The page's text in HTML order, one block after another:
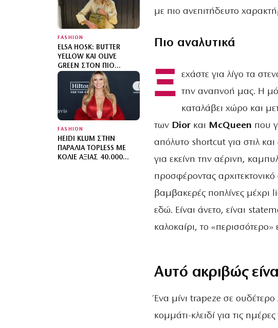
FASHION
ELSA HOSK: BUTTER
YELLOW ΚΑΙ OLIVE
GREEN ΣΤΟΝ ΠΙΟ
SOPHISTICATED
ΧΡΩΜΑΤΙΚΌ
ΣΥΝΔΥΑΣΜΌ ΜΕ MIX N’
MATCH ΜΟΤΊΒΑ
FASHION
HEIDI KLUM ΣΤΗΝ
ΠΑΡΑΛΊΑ TOPLESS ΜΕ
ΚΟΛΙΈ ΑΞΊΑΣ 40.000
με πιο ανεπιτήδευτο
Πιο αναλυτικά
Ξ εχάστε για λίγο τα
την αναπνοή μας. Η
καταλάβει χώρο και
των Dior και McQueen που
απόλυτο shortcut για στιλ
για εκείνη την αέρινη,
προσφέροντας
βαμβακερές ποπλίνες μέχρι
εδώ. Είναι άνετο, είναι
καλοκαίρι, το «περισσότερο»
Αυτό ακριβώς
Ένα μίνι trapeze σε ουδέτερο
κομμάτι-κλειδί για τις